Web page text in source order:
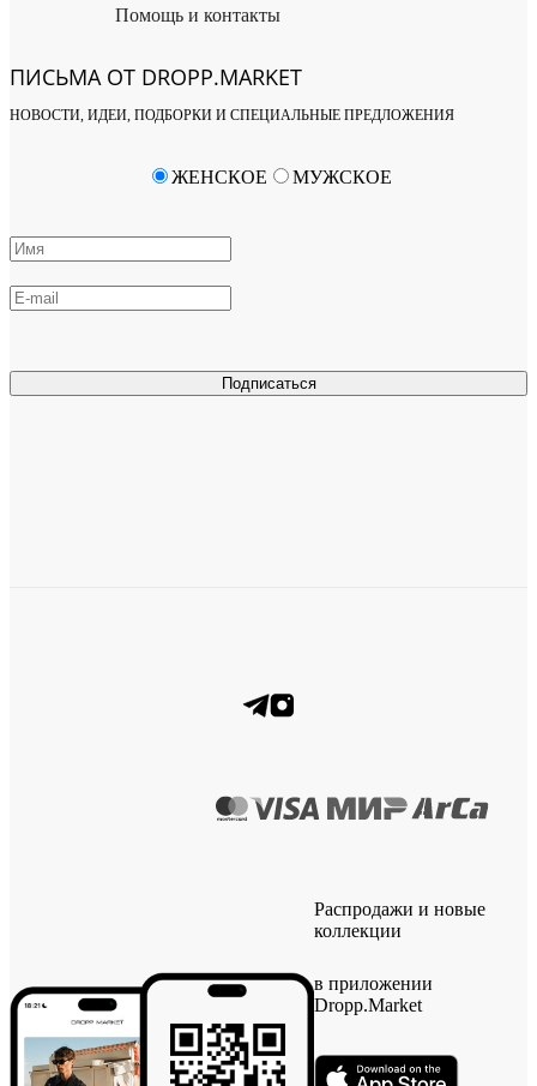
Помощь и контакты
ПИСЬМА ОТ DROPP.MARKET
НОВОСТИ, ИДЕИ, ПОДБОРКИ И СПЕЦИАЛЬНЫЕ ПРЕДЛОЖЕНИЯ
Подписаться
ЖЕНСКОЕ МУЖСКОЕ
Распродажи и новые
коллекции
в приложении
Dropp.Market